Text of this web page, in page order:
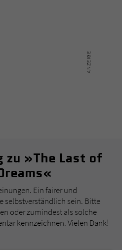
zu »The Last of
Ein fairer und
selbstverständlich sein. Bitte
oder zumindest als solche
kennzeichnen. Vielen Dank!